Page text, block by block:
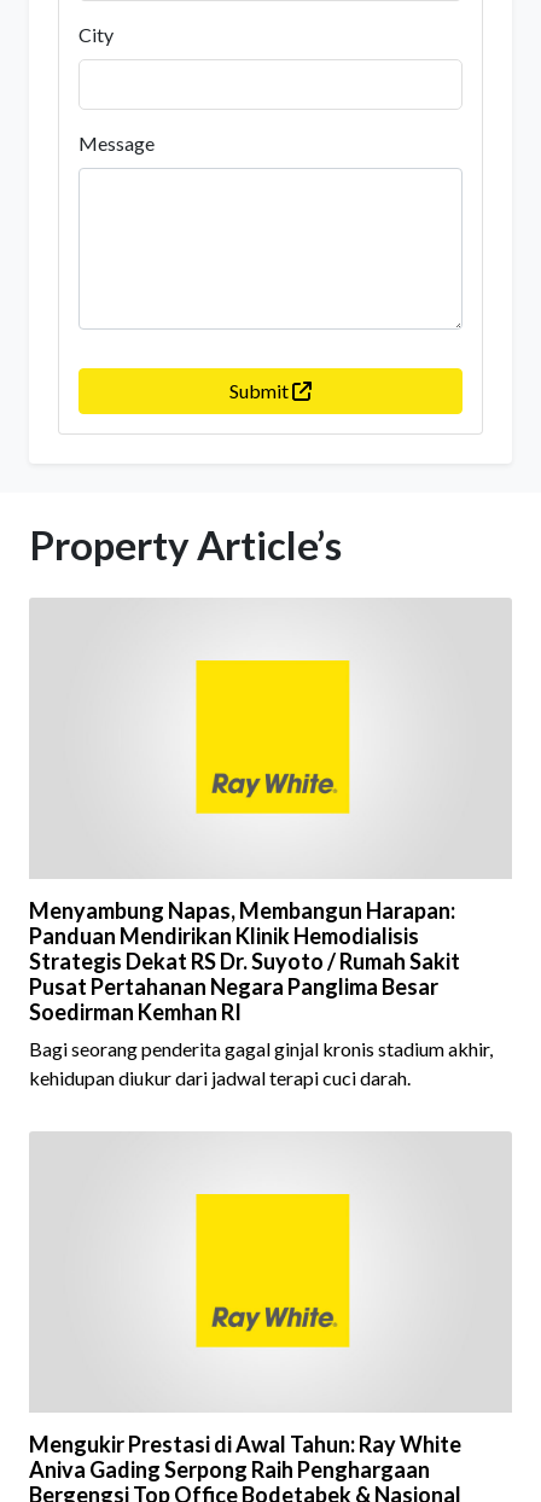
City
Message
Submit
Property Article’s
Menyambung Napas, Membangun Harapan:
Panduan Mendirikan Klinik Hemodialisis
Strategis Dekat RS Dr. Suyoto / Rumah Sakit
Pusat Pertahanan Negara Panglima Besar
Soedirman Kemhan RI
Bagi seorang penderita gagal ginjal kronis stadium akhir,
kehidupan diukur dari jadwal terapi cuci darah.
Mengukir Prestasi di Awal Tahun: Ray White
Aniva Gading Serpong Raih Penghargaan
Bergengsi Top Office Bodetabek & Nasional